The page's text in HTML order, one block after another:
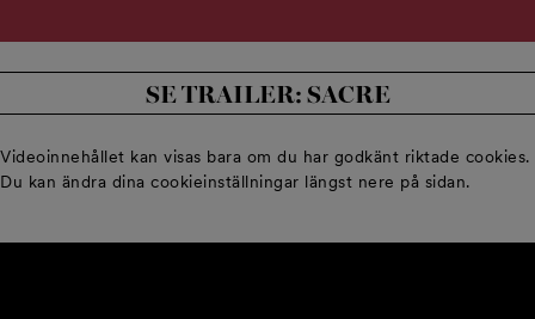
SE TRAILER: SACRE
Videoinnehållet kan visas bara om du har godkänt riktade cookies.
Du kan ändra dina cookieinställningar längst nere på sidan.